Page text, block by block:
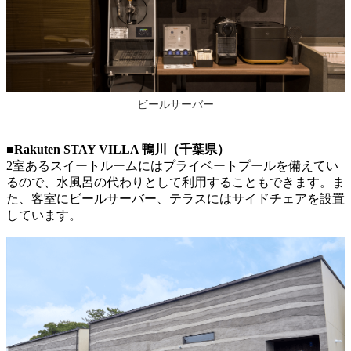
ビールサーバー
■Rakuten STAY VILLA 鴨川（千葉県）
2室あるスイートルームにはプライベートプールを備えてい
るので、水風呂の代わりとして利用することもできます。ま
た、客室にビールサーバー、テラスにはサイドチェアを設置
しています。